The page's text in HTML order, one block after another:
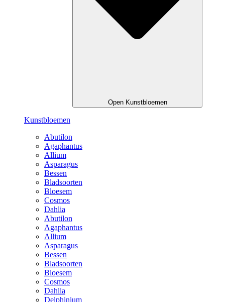
Open Kunstbloemen
Kunstbloemen
Abutilon
Agaphantus
Allium
Asparagus
Bessen
Bladsoorten
Bloesem
Cosmos
Dahlia
Abutilon
Agaphantus
Allium
Asparagus
Bessen
Bladsoorten
Bloesem
Cosmos
Dahlia
Delphinium